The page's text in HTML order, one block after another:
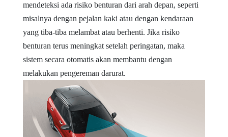
mendeteksi ada risiko benturan dari arah depan, seperti
misalnya dengan pejalan kaki atau dengan kendaraan
yang tiba-tiba melambat atau berhenti. Jika risiko
benturan terus meningkat setelah peringatan, maka
sistem secara otomatis akan membantu dengan
melakukan pengereman darurat.